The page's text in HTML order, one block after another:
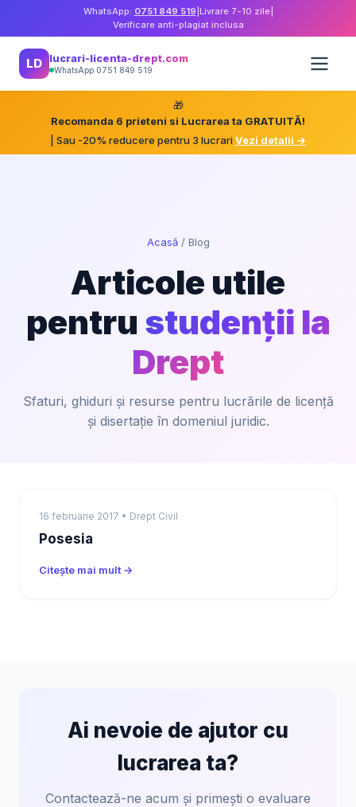
WhatsApp: 0751 849 519 Livrare 7-10 zile|
Verificare anti-plagiat inclusa
LD lucrari-licenta-drept.com
WhatsApp 0751 849 519
🎁
Recomanda 6 prieteni si Lucrarea ta GRATUITĂ!
| Sau -20% reducere pentru 3 lucrariVezi detalii →
Acasă/ Blog
Articole utile
pentru studenții la
Drept
Sfaturi, ghiduri și resurse pentru lucrările de licență
și disertație în domeniul juridic.
16 februarie 2017 • Drept Civil
Posesia
Citește mai mult →
Ai nevoie de ajutor cu
lucrarea ta?
Contactează-ne acum și primești o evaluare